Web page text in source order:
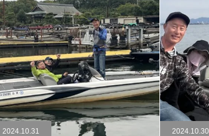
2024.10.31 2024.10.30